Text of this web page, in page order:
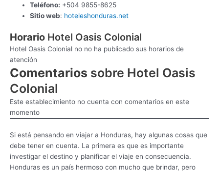
Teléfono: +504 9855-8625
Sitio web: hoteleshonduras.net
Horario Hotel Oasis Colonial
Hotel Oasis Colonial no no ha publicado sus horarios de
atención
Comentarios sobre Hotel Oasis
Colonial
Este establecimiento no cuenta con comentarios en este
momento
Si está pensando en viajar a Honduras, hay algunas cosas que
debe tener en cuenta. La primera es que es importante
investigar el destino y planificar el viaje en consecuencia.
Honduras es un país hermoso con mucho que brindar, pero